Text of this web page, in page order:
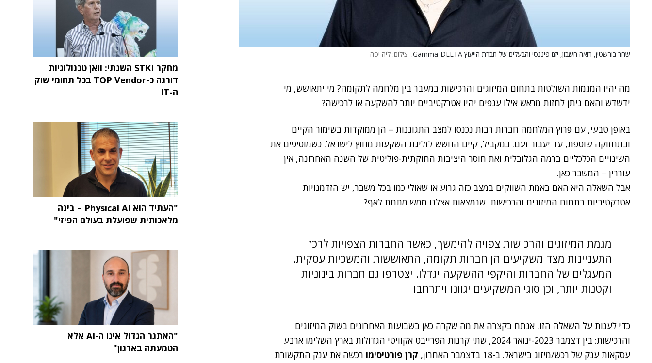
שחר בורשטין, רואה חשבון, יזם פיננסי והבעלים של חברת הייעוץ Gamma-DELTA. צילום: ליה יפה
מה יהיו המגמות השולטות בתחום המיזוגים והרכישות במעבר בין מלחמה לתקומה? מי יתאושש, מי
ידשדש והאם ניתן לחזות מראש אילו ענפים יהיו אטרקטיביים יותר להשקעה או לרכישה?
באופן טבעי, עם פרוץ המלחמה חברות רבות נכנסו למצב התגוננות – הן ממוקדות בשימור הקיים
ובתחזוקה שוטפת, עד יעבור זעם. במקביל, קיים החשש לזליגת השקעות מחוץ לישראל. כשמוסיפים את
השינויים הכלכליים ברמה הגלובלית ואת חוסר היציבות החוקתית-פוליטית של השנה האחרונה, אין
עוררין – המשבר כאן.
אבל השאלה היא האם באמת השווקים במצב כזה גרוע או שאולי כמו בכל משבר, יש הזדמנויות
אטרקטיביות בתחום המיזוגים והרכישות, שנמצאות אצלנו ממש מתחת לאף?
מגמת המיזוגים והרכישות צפויה להימשך, כאשר החברות הצפויות לרכז
התעניינות מצד משקיעים הן חברות תקומה, התאוששות והמשכיות עסקית.
המעגלים של החברות והיקפי ההשקעה יגדלו. יצטרפו גם חברות בינוניות
וקטנות יותר, וכן סוגי המשקיעים יגוונו ויתרחבו
כדי לענות על השאלה הזו, אנתח בקצרה את מה שקרה כאן בשבועות האחרונים בשוק המיזוגים
והרכישות:
בין דצמבר 2023-ינואר 2024, שתי קרנות הפרייבט אקוויטי הגדולות בארץ השלימו ארבע
עסקאות ענק של רכש/מיזוג בישראל. ב-18 בדצמבר האחרון, קרן פורטיסימו רכשה את ענק התקשורת
מחקר STKI השנתי: וואן טכנולוגיות
דורגה כ-TOP Vendor בכל תחומי שוק
ה-IT
"העתיד הוא Physical AI – בינה
מלאכותית שפועלת בעולם הפיזי"
"האתגר הגדול אינו ה-AI אלא
הטמעתה בארגון"